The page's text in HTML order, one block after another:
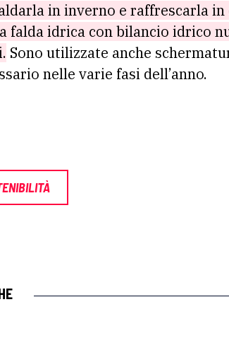
in inverno e raffrescarla
falda idrica con bilancio idrico
Sono utilizzate anche
nelle varie fasi dell’anno.